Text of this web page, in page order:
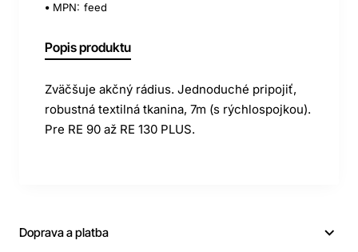
MPN: feed
Popis produktu
Zväčšuje akčný rádius. Jednoduché pripojiť,
robustná textilná tkanina, 7m (s rýchlospojkou).
Pre RE 90 až RE 130 PLUS.
Doprava a platba